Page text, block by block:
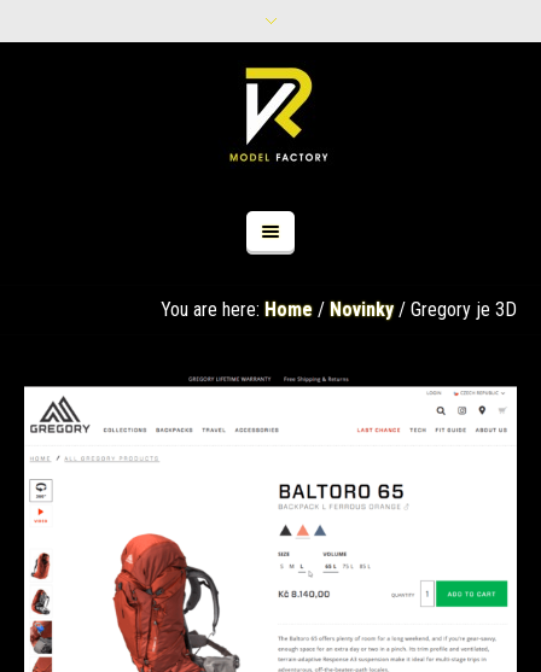
You are here: Home / Novinky / Gregory je 3D